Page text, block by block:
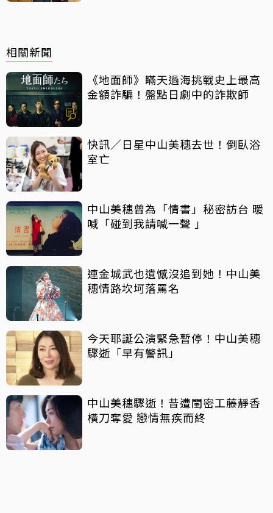
相關新聞
《地面師》瞞天過海挑戰史上最高
金額詐騙！盤點日劇中的詐欺師
快訊／日星中山美穗去世！倒臥浴
室亡
中山美穗曾為「情書」秘密訪台 暖
喊「碰到我請喊一聲 」
連金城武也遺憾沒追到她！中山美
穗情路坎坷落罵名
今天耶誕公演緊急暫停！中山美穗
驟逝「早有警訊」
中山美穗驟逝！昔遭閨密工藤靜香
橫刀奪愛 戀情無疾而終